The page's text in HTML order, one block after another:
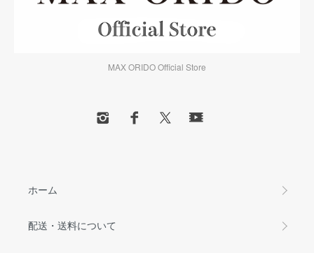
MAX ORIDO Official Store
ホーム
配送・送料について